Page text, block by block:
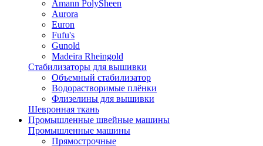
Amann PolySheen
Aurora
Euron
Fufu's
Gunold
Madeira Rheingold
Стабилизаторы для вышивки
Объемный стабилизатор
Водорастворимые плёнки
Флизелины для вышивки
Шевронная ткань
Промышленные швейные машины
Промышленные машины
Прямострочные